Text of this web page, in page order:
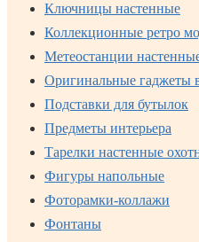
Ключницы настенные
Коллекционные ретро
Метеостанции
Оригинальные гаджеты
Подставки для бутылок
Предметы интерьера
Тарелки настенные
Фигуры напольные
Фоторамки-коллажи
Фонтаны